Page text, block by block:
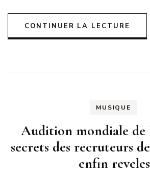
CONTINUER LA LECTURE
MUSIQUE
Audition mondiale de
secrets des recruteurs
enfin reveles